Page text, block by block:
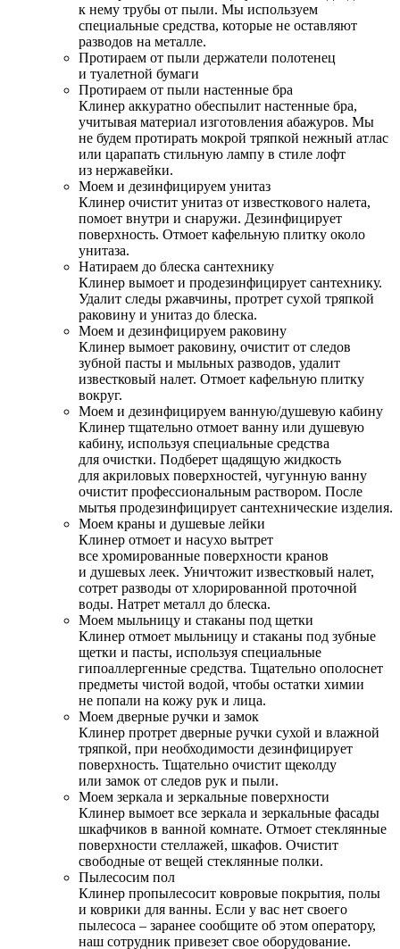
к нему трубы от пыли. Мы используем
специальные средства, которые не оставляют
разводов на металле.
Протираем от пыли держатели полотенец
и туалетной бумаги
Протираем от пыли настенные бра
Клинер аккуратно обеспылит настенные бра,
учитывая материал изготовления абажуров. Мы
не будем протирать мокрой тряпкой нежный атлас
или царапать стильную лампу в стиле лофт
из нержавейки.
Моем и дезинфицируем унитаз
Клинер очистит унитаз от известкового налета,
помоет внутри и снаружи. Дезинфицирует
поверхность. Отмоет кафельную плитку около
унитаза.
Натираем до блеска сантехнику
Клинер вымоет и продезинфицирует сантехнику.
Удалит следы ржавчины, протрет сухой тряпкой
раковину и унитаз до блеска.
Моем и дезинфицируем раковину
Клинер вымоет раковину, очистит от следов
зубной пасты и мыльных разводов, удалит
известковый налет. Отмоет кафельную плитку
вокруг.
Моем и дезинфицируем ванную/душевую кабину
Клинер тщательно отмоет ванну или душевую
кабину, используя специальные средства
для очистки. Подберет щадящую жидкость
для акриловых поверхностей, чугунную ванну
очистит профессиональным раствором. После
мытья продезинфицирует сантехнические изделия.
Моем краны и душевые лейки
Клинер отмоет и насухо вытрет
все хромированные поверхности кранов
и душевых леек. Уничтожит известковый налет,
сотрет разводы от хлорированной проточной
воды. Натрет металл до блеска.
Моем мыльницу и стаканы под щетки
Клинер отмоет мыльницу и стаканы под зубные
щетки и пасты, используя специальные
гипоаллергенные средства. Тщательно ополоснет
предметы чистой водой, чтобы остатки химии
не попали на кожу рук и лица.
Моем дверные ручки и замок
Клинер протрет дверные ручки сухой и влажной
тряпкой, при необходимости дезинфицирует
поверхность. Тщательно очистит щеколду
или замок от следов рук и пыли.
Моем зеркала и зеркальные поверхности
Клинер вымоет все зеркала и зеркальные фасады
шкафчиков в ванной комнате. Отмоет стеклянные
поверхности стеллажей, шкафов. Очистит
свободные от вещей стеклянные полки.
Пылесосим пол
Клинер пропылесосит ковровые покрытия, полы
и коврики для ванны. Если у вас нет своего
пылесоса – заранее сообщите об этом оператору,
наш сотрудник привезет свое оборудование.